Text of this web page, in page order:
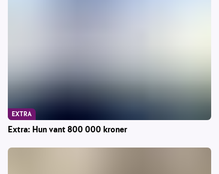
Extra: Hun vant 800 000 kroner
EXTRA